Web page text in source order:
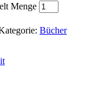
Menge
Bücher